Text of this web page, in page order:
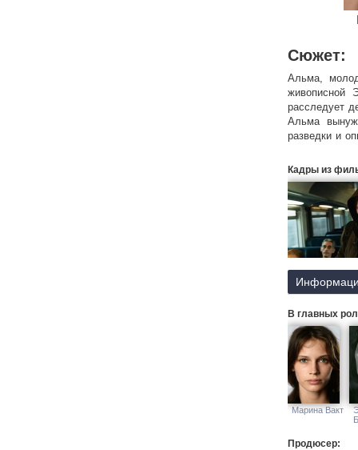
Сюжет:
Альма,
живописной
расследует
Альма
разведки и
Кадры из
В главных
Марина Вакт
Продюсер: